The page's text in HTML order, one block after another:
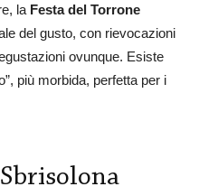
la Festa del Torrone
del gusto, con rievocazioni
ovunque. Esiste
più morbida, perfetta per i